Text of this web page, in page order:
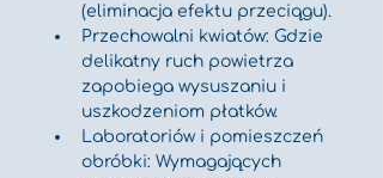
(eliminacja efektu przeciągu).
Przechowalni kwiatów: Gdzie
delikatny ruch powietrza
zapobiega wysuszaniu i
uszkodzeniom płatków.
Laboratoriów i pomieszczeń
obróbki: Wymagających